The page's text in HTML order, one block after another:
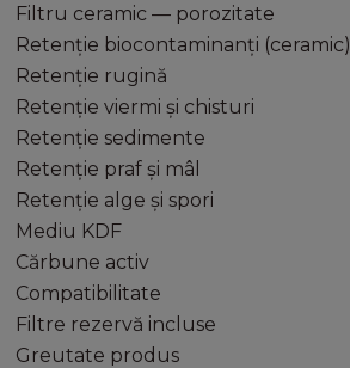
Filtru ceramic — porozitate
Retenție biocontaminanți (ceramic)
Retenție rugină
Retenție viermi și chisturi
Retenție sedimente
Retenție praf și mâl
Retenție alge și spori
Mediu KDF
Cărbune activ
Compatibilitate
Filtre rezervă incluse
Greutate produs